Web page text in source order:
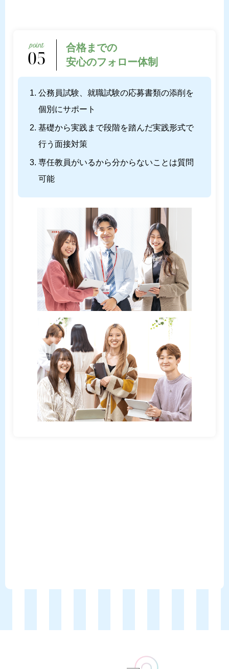
05
合格までの
安心のフォロー体制
公務員試験、就職試験の応募書類の添削を
個別にサポート
基礎から実践まで段階を踏んだ実践形式で
行う面接対策
専任教員がいるから分からないことは質問
可能